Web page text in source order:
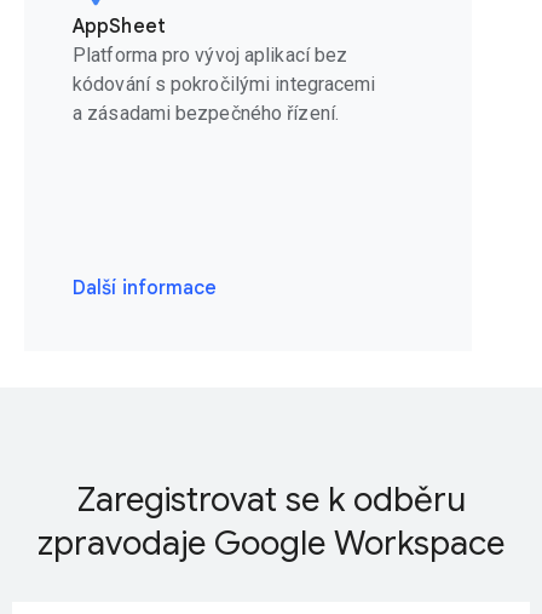
AppSheet
Platforma pro vývoj aplikací bez
kódování s pokročilými integracemi
a zásadami bezpečného řízení.
Další informace
Zaregistrovat se k odběru
zpravodaje Google Workspace